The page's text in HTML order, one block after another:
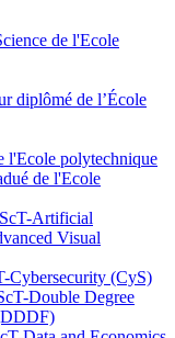
de l'Ecole
diplômé de l’École
l'Ecole polytechnique
de l'Ecole
Artificial
Visual
Cybersecurity (CyS)
Double Degree